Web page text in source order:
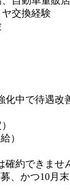
交換経験
化中で待遇改
）
確約できませ
、かつ10月